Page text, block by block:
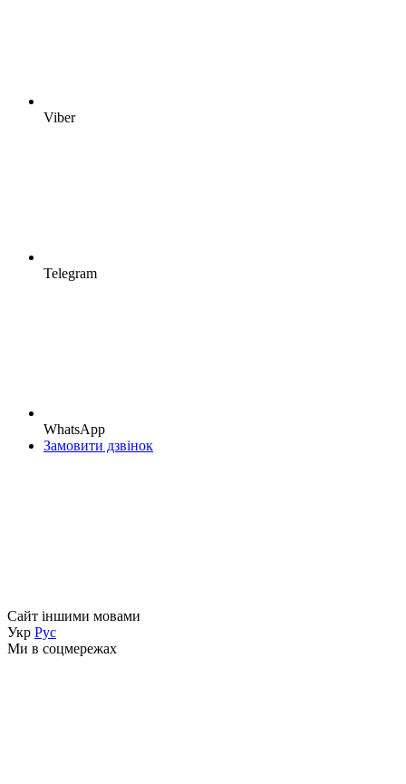
Viber
Telegram
WhatsApp
Замовити дзвінок
Сайт іншими мовами
Укр Рус
Ми в соцмережах